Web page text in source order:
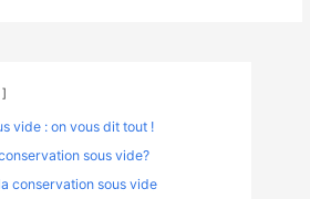
vide : on vous dit tout !
sous vide?
conservation sous vide